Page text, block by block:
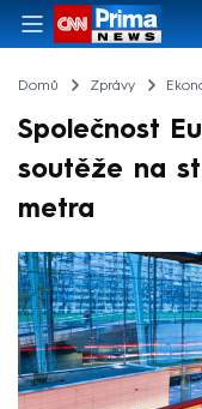
Domů Zprávy
Společnost
soutěže na
metra